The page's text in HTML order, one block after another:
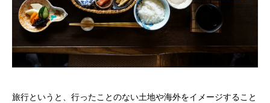
旅行というと、行ったことのない土地や海外をイメージすること